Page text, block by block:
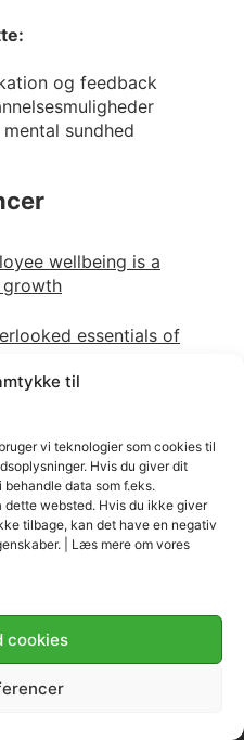
til
vi teknologier som cookies til
Hvis du giver dit
data som f.eks.
websted. Hvis du ikke giver
tilbage, kan det have en negativ
| Læs mere om vores
cookies
og feedback
sundhed
wellbeing is a
growth
essentials of
Is Non-